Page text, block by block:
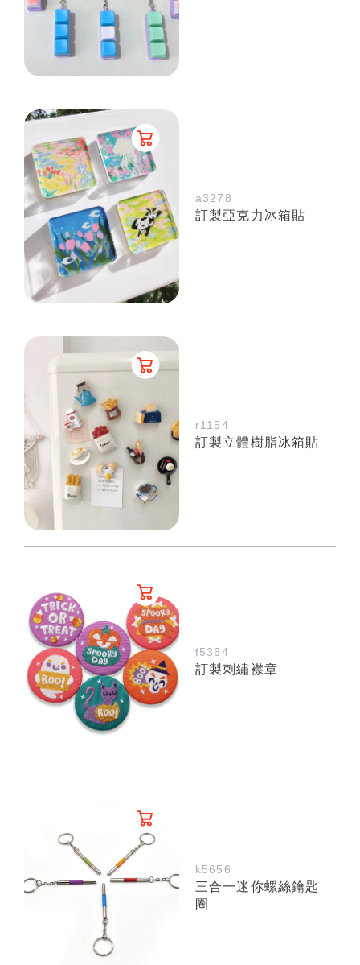
a3278
訂製亞克力冰箱貼
r1154
訂製立體樹脂冰箱貼
f5364
訂製刺繡襟章
k5656
三合一迷你螺絲鑰匙
圈